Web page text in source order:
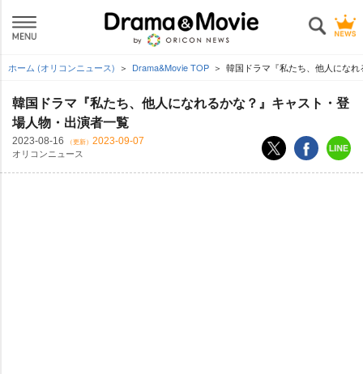
ホーム (オリコンニュース) Drama&Movie TOP 韓国ドラマ『私たち、他人にな
韓国ドラマ『私たち、他人になれるかな？』キャスト・登
場人物・出演者一覧
2023-08-16 （更新） 2023-09-07
オリコンニュース